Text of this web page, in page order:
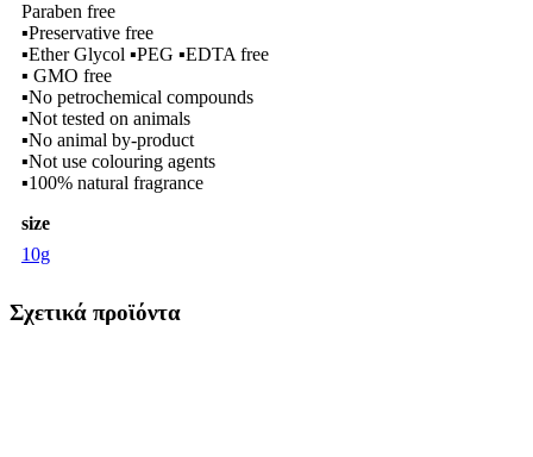
Paraben free
▪Preservative free
▪Ether Glycol ▪PEG ▪EDTA free
▪ GMO free
▪No petrochemical compounds
▪Not tested on animals
▪No animal by-product
▪Not use colouring agents
▪100% natural fragrance
size
10g
Σχετικά προϊόντα